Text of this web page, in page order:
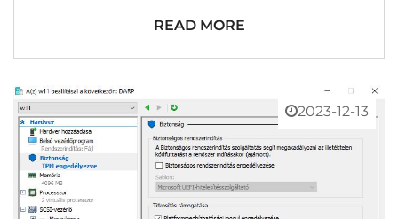
READ MORE
2023-12-13